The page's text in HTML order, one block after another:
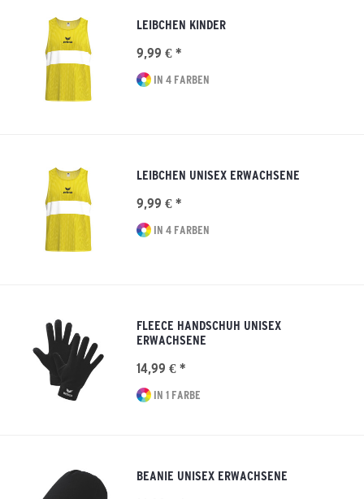
LEIBCHEN KINDER
9,99 € *
IN 4 FARBEN
LEIBCHEN UNISEX ERWACHSENE
9,99 € *
IN 4 FARBEN
FLEECE HANDSCHUH UNISEX
ERWACHSENE
14,99 € *
IN 1 FARBE
BEANIE UNISEX ERWACHSENE